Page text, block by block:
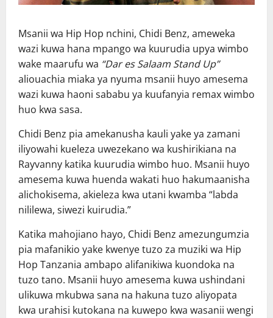
Msanii wa Hip Hop nchini, Chidi Benz, ameweka
wazi kuwa hana mpango wa kuurudia upya wimbo
wake maarufu wa “Dar es Salaam Stand Up”
aliouachia miaka ya nyuma msanii huyo amesema
wazi kuwa haoni sababu ya kuufanyia remax wimbo
huo kwa sasa.
Chidi Benz pia amekanusha kauli yake ya zamani
iliyowahi kueleza uwezekano wa kushirikiana na
Rayvanny katika kuurudia wimbo huo. Msanii huyo
amesema kuwa huenda wakati huo hakumaanisha
alichokisema, akieleza kwa utani kwamba “labda
nililewa, siwezi kuirudia.”
Katika mahojiano hayo, Chidi Benz amezungumzia
pia mafanikio yake kwenye tuzo za muziki wa Hip
Hop Tanzania ambapo alifanikiwa kuondoka na
tuzo tano. Msanii huyo amesema kuwa ushindani
ulikuwa mkubwa sana na hakuna tuzo aliyopata
kwa urahisi kutokana na kuwepo kwa wasanii wengi